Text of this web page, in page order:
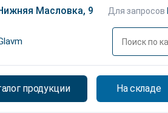
Масловка, 9 Для запросов
продукции На складе